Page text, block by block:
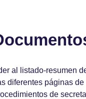
al listado-resumen
diferentes páginas
de